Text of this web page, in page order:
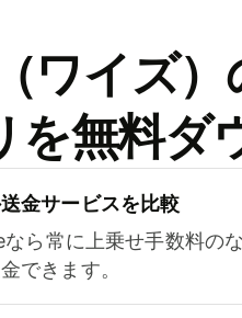
ワイズ
を無料ダ
金サービスを比較
なら常に上乗せ手数料の
できます。